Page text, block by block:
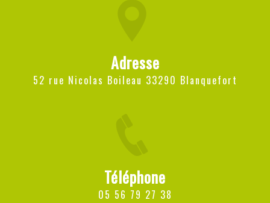
Adresse
52 rue Nicolas Boileau 33290 Blanquefort
Téléphone
05 56 79 27 38